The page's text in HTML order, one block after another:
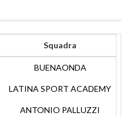
Squadra
BUENAONDA
LATINA SPORT ACADEMY
ANTONIO PALLUZZI